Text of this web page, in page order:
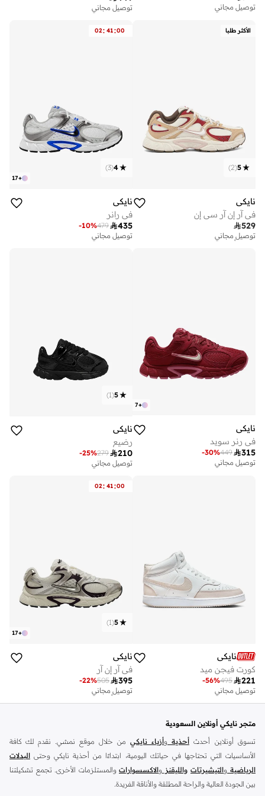
توصيل مجاني
توصيل مجاني
الأكثر طلبا
5
(
2
)
نايكي
في آر إن آر سي إن
529
توصيل مجاني
تم بيع أكثر من 10 مؤخرا
02: 41:00
+
17
4
(
3
)
نايكي
في رانر
435
479
-10%
توصيل مجاني
+
7
نايكي
في رنر سويد
315
449
-30%
توصيل مجاني
5
(
1
)
نايكي
رضيع
210
279
-25%
توصيل مجاني
نايكي
كورت فيجن ميد
221
495
-56%
توصيل مجاني
02: 41:00
+
17
5
(
1
)
نايكي
في آر إن آر
395
505
-22%
توصيل مجاني
تم بيع أكثر من 50 مؤخرا
متجر نايكي أونلاين السعودية
تسوق أونلاين أحدث أحذية وأزياء نايكي من خلال موقع نمشي. نقدم لك كافة
الأساسيات التي تحتاجها في حياتك اليومية، ابتداءًا من أحذية نايكي وحتى البدلات
الرياضية والتيشيرتات والليقنز والاكسسوارات والمستلزمات الأخرى. تجمع تشكيلتنا
بين الجودة العالية والراحة المطلقة والأناقة الفريدة.